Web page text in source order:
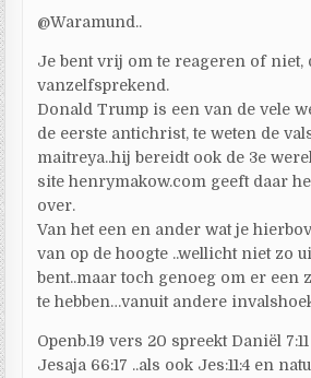
@Waramund..
Je bent vrij om te reageren of niet,
vanzelfsprekend.
Donald Trump is een van de vele
de eerste antichrist, te weten de
maitreya..hij bereidt ook de 3e
site henrymakow.com geeft daar
over.
Van het een en ander wat je
van op de hoogte ..wellicht niet zo
bent..maar toch genoeg om er een
te hebben…vanuit andere
Openb.19 vers 20 spreekt Daniël
Jesaja 66:17 ..als ook Jes:11:4 en